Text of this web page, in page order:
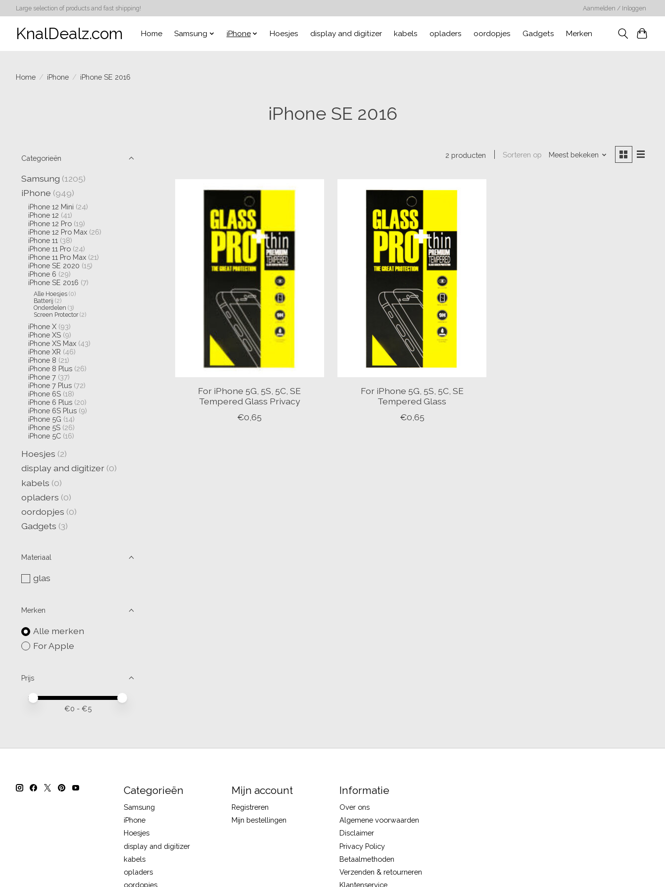
Large selection of products and fast shipping! Aanmelden / Inloggen
KnalDealz.com Home Samsung iPhone Hoesjes display and digitizer kabels opladers oordopjes Gadgets Merken
Home / iPhone / iPhone SE 2016
iPhone SE 2016
Categorieën
Samsung (1205)
iPhone (949)
iPhone 12 Mini (24)
iPhone 12 (41)
iPhone 12 Pro (19)
iPhone 12 Pro Max (26)
iPhone 11 (38)
iPhone 11 Pro (24)
iPhone 11 Pro Max (21)
iPhone SE 2020 (15)
iPhone 6 (29)
iPhone SE 2016 (7)
Alle Hoesjes (0)
Batterij (2)
Onderdelen (3)
Screen Protector (2)
iPhone X (93)
iPhone XS (9)
iPhone XS Max (43)
iPhone XR (46)
iPhone 8 (21)
iPhone 8 Plus (26)
iPhone 7 (37)
iPhone 7 Plus (72)
iPhone 6S (18)
iPhone 6 Plus (20)
iPhone 6S Plus (9)
iPhone 5G (14)
iPhone 5S (26)
iPhone 5C (16)
Hoesjes (2)
display and digitizer (0)
kabels (0)
opladers (0)
oordopjes (0)
Gadgets (3)
Materiaal
glas
Merken
Alle merken
For Apple
Prijs
Minimale prijswaarde
Price maximum value
€0 - €5
2 producten Sorteren op Meest bekeken
For iPhone 5G, 5S, 5C, SE
Tempered Glass Privacy
€0,65
For iPhone 5G, 5S, 5C, SE
Tempered Glass
€0,65
Categorieën
Samsung
iPhone
Hoesjes
display and digitizer
kabels
opladers
oordopjes
Mijn account
Registreren
Mijn bestellingen
Informatie
Over ons
Algemene voorwaarden
Disclaimer
Privacy Policy
Betaalmethoden
Verzenden & retourneren
Klantenservice